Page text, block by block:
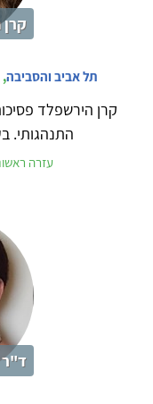
תל אביב והסביבה,
התנהגותי.
עזרה
ד"ר